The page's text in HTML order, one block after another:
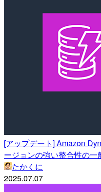
[アップデート] Amazon
ージョンの強い整合性の一
たかくに
2025.07.07